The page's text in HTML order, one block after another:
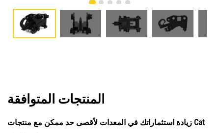
المنتجات المتوافقة
زيادة استثماراتك في المعدات لأقصى حد ممكن مع منتجات Cat